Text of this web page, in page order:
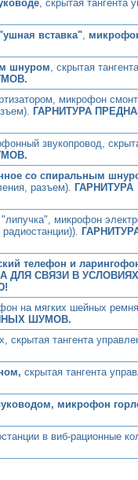
, скрытая тангента
вставка",
шнуром, скрытая тангента
микрофон
ГАРНИТУРА
звукопровод,
со спиральным
разъем). ГАРНИТУРА
микрофон
телефон и
ДЛЯ СВЯЗИ В УСЛОВИЯХ
на мягких шейных
ШУМОВ.
тангента
скрытая тангента
микрофон
в виб-рационные